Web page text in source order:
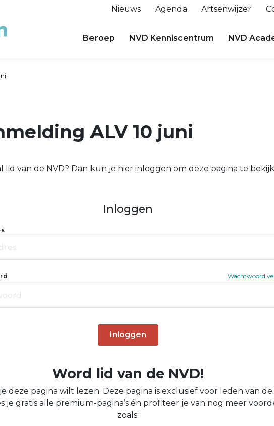
Nieuws Agenda Artsenwijzer
Beroep NVD Kenniscentrum NVD
ALV 10 juni
lid van de NVD? Dan kun je hier inloggen om deze pagina te
Inloggen
Wachtwoord
Inloggen
Word lid van de NVD!
deze pagina wilt lezen. Deze pagina is exclusief voor leden van de
je gratis alle premium-pagina’s én profiteer je van nog meer
zoals: